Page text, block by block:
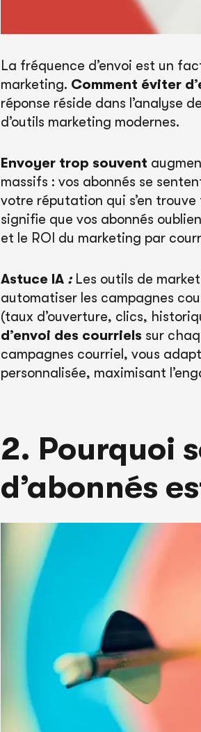
La fréquence d’envoi est un
marketing. Comment éviter
réponse réside dans l’analyse
d’outils marketing modernes.
Envoyer trop souvent
massifs : vos abonnés se
votre réputation qui s’en trouve
signifie que vos abonnés
et le ROI du marketing par
Astuce IA :Les outils de
automatiser les campagnes
(taux d’ouverture, clics,
d’envoi des courriels sur
campagnes courriel, vous
personnalisée, maximisant
2. Pourquoi
d’abonnés